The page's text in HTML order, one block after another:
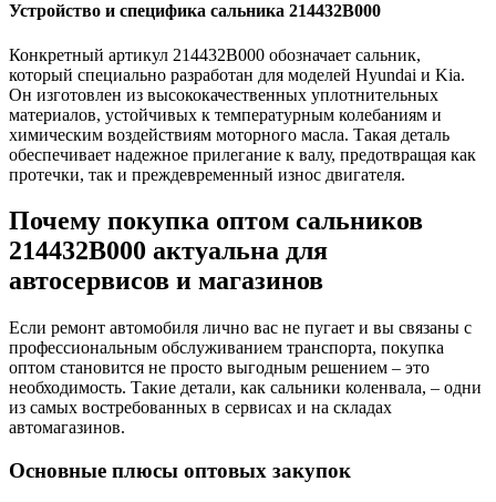
Устройство и специфика сальника 214432B000
Конкретный артикул 214432B000 обозначает сальник,
который специально разработан для моделей Hyundai и Kia.
Он изготовлен из высококачественных уплотнительных
материалов, устойчивых к температурным колебаниям и
химическим воздействиям моторного масла. Такая деталь
обеспечивает надежное прилегание к валу, предотвращая как
протечки, так и преждевременный износ двигателя.
Почему покупка оптом сальников
214432B000 актуальна для
автосервисов и магазинов
Если ремонт автомобиля лично вас не пугает и вы связаны с
профессиональным обслуживанием транспорта, покупка
оптом становится не просто выгодным решением – это
необходимость. Такие детали, как сальники коленвала, – одни
из самых востребованных в сервисах и на складах
автомагазинов.
Основные плюсы оптовых закупок